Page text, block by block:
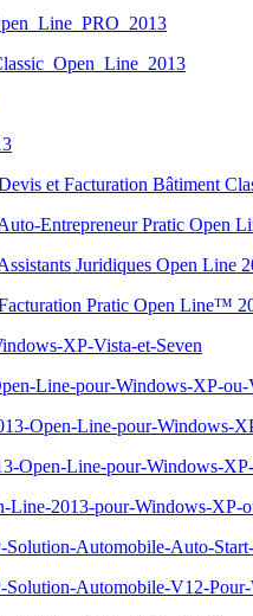
et Facturation Bâtiment
Entrepreneur Pratic Open
Juridiques Open Line
Pratic Open Line™
XP-Vista-et-Seven
Line-pour-Windows-XP-ou-
Open-Line-pour-Windows-
Open-Line-pour-Windows-
Line-2013-pour-Windows-XP-
Automobile-Auto-
Automobile-V12-